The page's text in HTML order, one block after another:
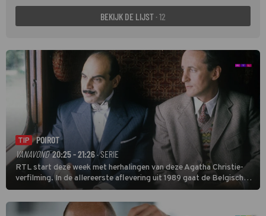
BEKIJK DE LIJST · 12
TIP
POIROT
VANAVOND 20:25 - 21:26 · SERIE
RTL start deze week met herhalingen van deze Agatha Christie-
verfilming. In de allereerste aflevering uit 1989 gaat de Belgische
speurder op zoek naar een vermiste kok. Poirot raakt al snel
verwikkeld in een moordzaak. (HH)